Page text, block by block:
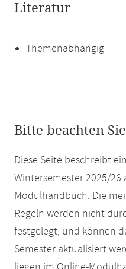
Literatur
Themenabhängig
Bitte beachten
Diese Seite beschreibt
Wintersemester 2025/
Modulhandbuch. Die
Regeln werden nicht
festgelegt, und können
Semester aktualisiert